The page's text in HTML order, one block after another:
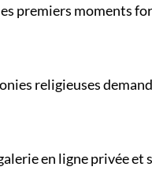
premiers moments
religieuses
en ligne privée et